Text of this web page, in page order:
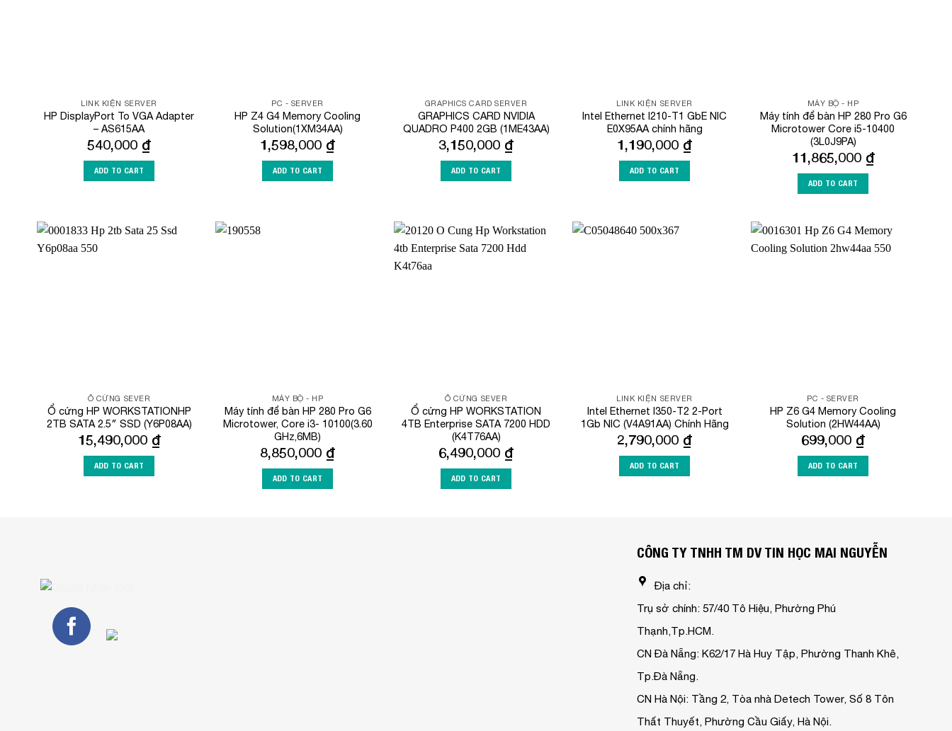
LINK KIỆN SERVER
HP DisplayPort To VGA Adapter
– AS615AA
540,000 ₫
ADD TO CART
PC - SERVER
HP Z4 G4 Memory Cooling
Solution(1XM34AA)
1,598,000 ₫
ADD TO CART
GRAPHICS CARD SERVER
GRAPHICS CARD NVIDIA
QUADRO P400 2GB (1ME43AA)
3,150,000 ₫
ADD TO CART
LINK KIỆN SERVER
Intel Ethernet I210-T1 GbE NIC
E0X95AA chính hãng
1,190,000 ₫
ADD TO CART
MÁY BỘ - HP
Máy tính để bàn HP 280 Pro G6
Microtower Core i5-10400
(3L0J9PA)
11,865,000 ₫
ADD TO CART
Ổ CỨNG SEVER
Ổ cứng HP WORKSTATIONHP
2TB SATA 2.5″ SSD (Y6P08AA)
15,490,000 ₫
ADD TO CART
MÁY BỘ - HP
Máy tính để bàn HP 280 Pro G6
Microtower, Core i3- 10100(3.60
GHz,6MB)
8,850,000 ₫
ADD TO CART
Ổ CỨNG SEVER
Ổ cứng HP WORKSTATION
4TB Enterprise SATA 7200 HDD
(K4T76AA)
6,490,000 ₫
ADD TO CART
LINK KIỆN SERVER
Intel Ethernet I350-T2 2-Port
1Gb NIC (V4A91AA) Chính Hãng
2,790,000 ₫
ADD TO CART
PC - SERVER
HP Z6 G4 Memory Cooling
Solution (2HW44AA)
699,000 ₫
ADD TO CART
CÔNG TY TNHH TM DV TIN HỌC MAI NGUYỄN
Địa chỉ:
Trụ sở chính: 57/40 Tô Hiệu, Phường Phú
Thạnh,Tp.HCM.
CN Đà Nẵng: K62/17 Hà Huy Tập, Phường Thanh Khê,
Tp.Đà Nẵng.
CN Hà Nội: Tầng 2, Tòa nhà Detech Tower, Số 8 Tôn
Thất Thuyết, Phường Cầu Giấy, Hà Nội.